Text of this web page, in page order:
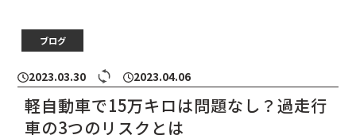
ブログ
2023.03.30 2023.04.06
軽自動車で15万キロは問題なし？過走行
車の3つのリスクとは